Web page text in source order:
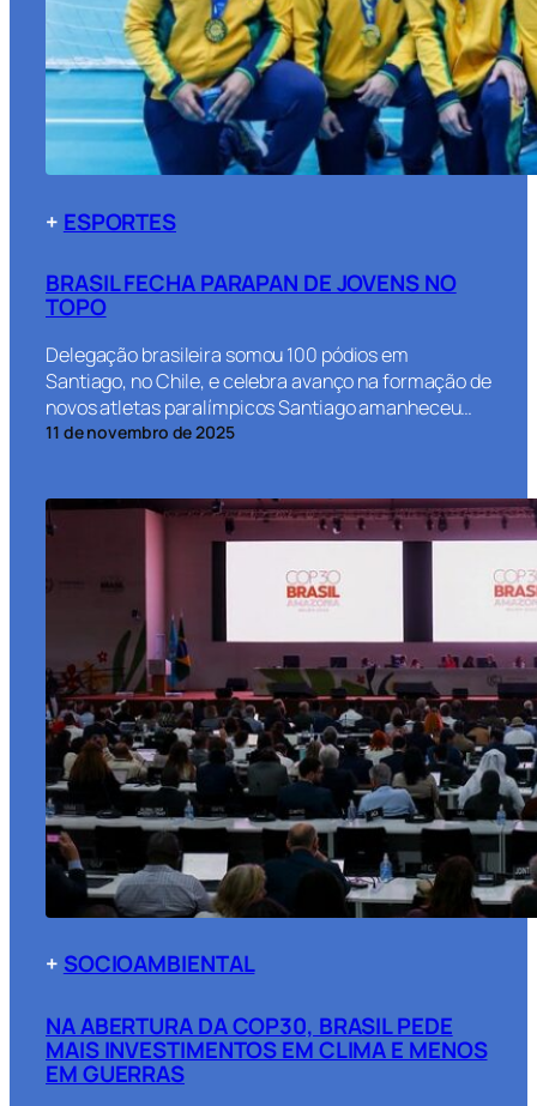
+ ESPORTES
BRASIL FECHA PARAPAN DE JOVENS NO
TOPO
Delegação brasileira somou 100 pódios em
Santiago, no Chile, e celebra avanço na formação de
novos atletas paralímpicos Santiago amanheceu…
11 de novembro de 2025
+ SOCIOAMBIENTAL
NA ABERTURA DA COP30, BRASIL PEDE
MAIS INVESTIMENTOS EM CLIMA E MENOS
EM GUERRAS